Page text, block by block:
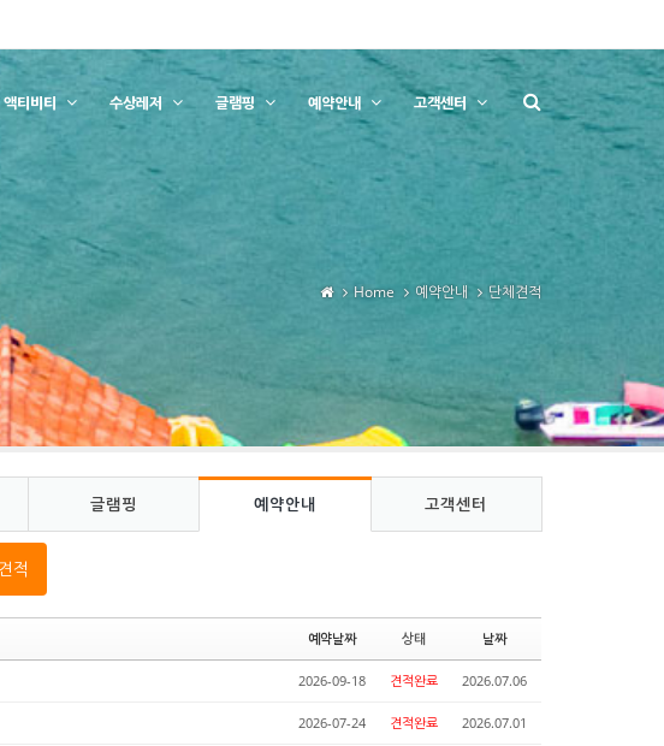
액티비티 수상레저 글램핑 예약안내 고객센터
Home 예약안내 단체견적
글램핑 예약안내 고객센터
적
예약날짜 상태 날짜
2026-09-18 견적완료 2026.07.06
2026-07-24 견적완료 2026.07.01